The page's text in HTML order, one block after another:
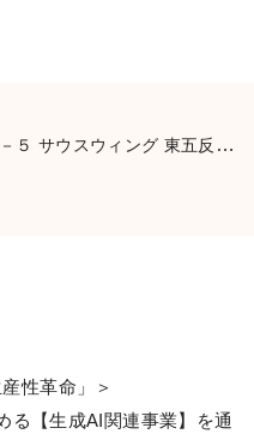
サウスウィング 東五反田５階
性革命」＞
る【生成AI関連事業】を通